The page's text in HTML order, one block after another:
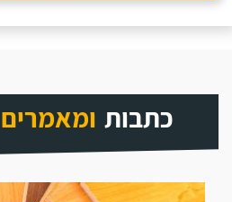
כתבות ומאמרים